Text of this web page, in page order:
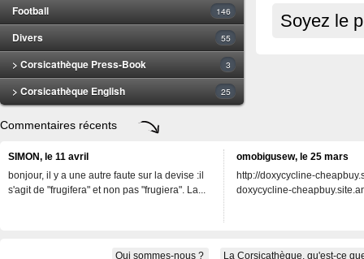
Football 146
Divers 55
> Corsicathèque Press-Book 3
> Corsicathèque English 25
Soyez le
Commentaires récents
SIMON, le 11 avril
bonjour, il y a une autre faute sur la devise :il
s'agit de "frugifera" et non pas "frugiera". La...
omobigusew, le 25 mars
http://doxycycline-
doxycycline-
Qui sommes-nous ? La Corsicathèque, qu'est-ce